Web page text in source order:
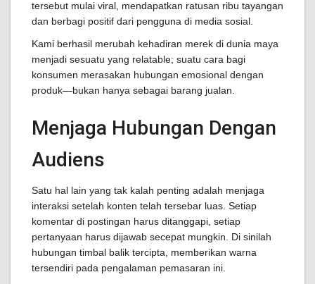
tersebut mulai viral, mendapatkan ratusan ribu tayangan
dan berbagi positif dari pengguna di media sosial.
Kami berhasil merubah kehadiran merek di dunia maya
menjadi sesuatu yang relatable; suatu cara bagi
konsumen merasakan hubungan emosional dengan
produk—bukan hanya sebagai barang jualan.
Menjaga Hubungan Dengan
Audiens
Satu hal lain yang tak kalah penting adalah menjaga
interaksi setelah konten telah tersebar luas. Setiap
komentar di postingan harus ditanggapi, setiap
pertanyaan harus dijawab secepat mungkin. Di sinilah
hubungan timbal balik tercipta, memberikan warna
tersendiri pada pengalaman pemasaran ini.